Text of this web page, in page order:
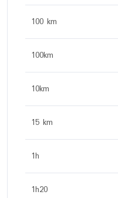
100 km
100km
10km
15 km
1h
1h20